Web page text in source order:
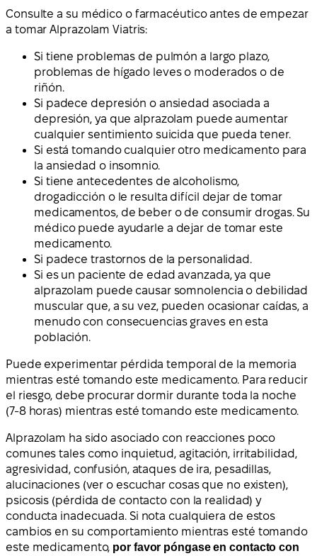
Consulte a su médico o farmacéutico antes de empezar
a tomar Alprazolam Viatris:
Si tiene problemas de pulmón a largo plazo,
problemas de hígado leves o moderados o de
riñón.
Si padece depresión o ansiedad asociada a
depresión, ya que alprazolam puede aumentar
cualquier sentimiento suicida que pueda tener.
Si está tomando cualquier otro medicamento para
la ansiedad o insomnio.
Si tiene antecedentes de alcoholismo,
drogadicción o le resulta difícil dejar de tomar
medicamentos, de beber o de consumir drogas. Su
médico puede ayudarle a dejar de tomar este
medicamento.
Si padece trastornos de la personalidad.
Si es un paciente de edad avanzada, ya que
alprazolam puede causar somnolencia o debilidad
muscular que, a su vez, pueden ocasionar caídas, a
menudo con consecuencias graves en esta
población.
Puede experimentar pérdida temporal de la memoria
mientras esté tomando este medicamento. Para reducir
el riesgo, debe procurar dormir durante toda la noche
(7-8 horas) mientras esté tomando este medicamento.
Alprazolam ha sido asociado con reacciones poco
comunes tales como inquietud, agitación, irritabilidad,
agresividad, confusión, ataques de ira, pesadillas,
alucinaciones (ver o escuchar cosas que no existen),
psicosis (pérdida de contacto con la realidad) y
conducta inadecuada. Si nota cualquiera de estos
cambios en su comportamiento mientras esté tomando
este medicamento, por favor póngase en contacto con